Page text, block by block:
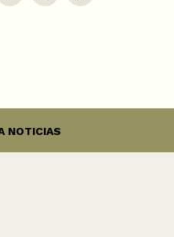
NOTICIAS